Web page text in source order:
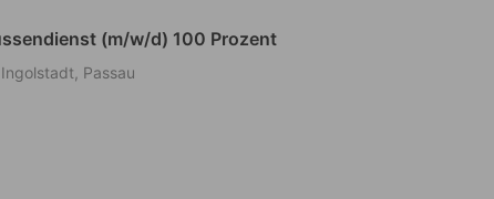
(m/w/d) 100 Prozent
Passau